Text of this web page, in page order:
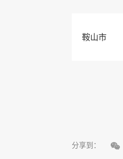
鞍山市
分享到： 